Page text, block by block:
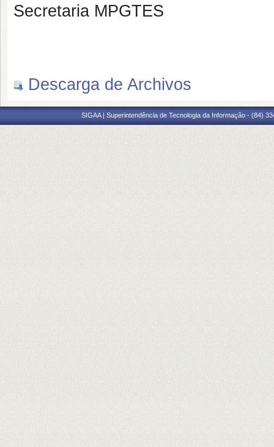
Secretaria MPGTES
Descarga de Archivos
SIGAA | Superintendência de Tecnologia da Informação - (84)